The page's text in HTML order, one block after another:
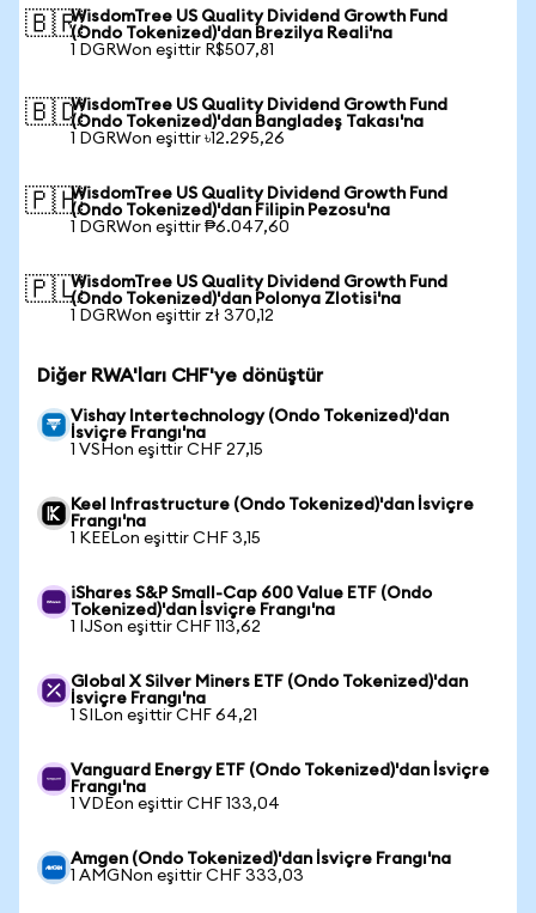
🇧🇷WisdomTree US Quality Dividend Growth Fund
(Ondo Tokenized)'dan Brezilya Reali'na
1 DGRWon eşittir R$507,81
🇧🇩WisdomTree US Quality Dividend Growth Fund
(Ondo Tokenized)'dan Bangladeş Takası'na
1 DGRWon eşittir ৳12.295,26
🇵🇭WisdomTree US Quality Dividend Growth Fund
(Ondo Tokenized)'dan Filipin Pezosu'na
1 DGRWon eşittir ₱6.047,60
🇵🇱WisdomTree US Quality Dividend Growth Fund
(Ondo Tokenized)'dan Polonya Zlotisi'na
1 DGRWon eşittir zł 370,12
Diğer RWA'ları CHF'ye dönüştür
Vishay Intertechnology (Ondo Tokenized)'dan
İsviçre Frangı'na
1 VSHon eşittir CHF 27,15
Keel Infrastructure (Ondo Tokenized)'dan İsviçre
Frangı'na
1 KEELon eşittir CHF 3,15
iShares S&P Small-Cap 600 Value ETF (Ondo
Tokenized)'dan İsviçre Frangı'na
1 IJSon eşittir CHF 113,62
Global X Silver Miners ETF (Ondo Tokenized)'dan
İsviçre Frangı'na
1 SILon eşittir CHF 64,21
Vanguard Energy ETF (Ondo Tokenized)'dan İsviçre
Frangı'na
1 VDEon eşittir CHF 133,04
Amgen (Ondo Tokenized)'dan İsviçre Frangı'na
1 AMGNon eşittir CHF 333,03